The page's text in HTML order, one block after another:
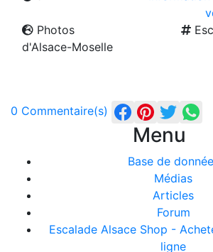
Photos
d'Alsace-Moselle
0 Commentaire(s)
Menu
Base de
Médias
Articles
Forum
Escalade Alsace Shop -
ligne